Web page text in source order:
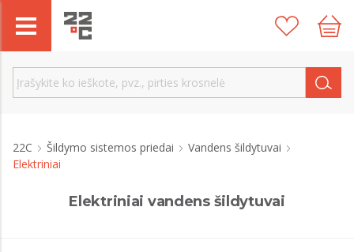
22C Šildymo sistemos priedai
Vandens šildytuvai
Elektriniai
Elektriniai vandens šildytuvai